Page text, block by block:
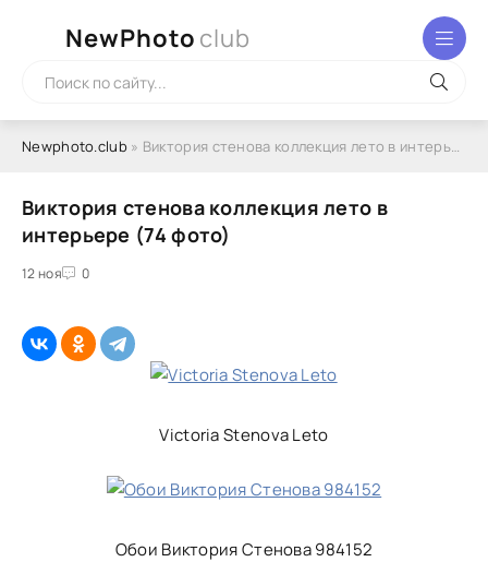
NewPhoto club
Newphoto.club» Виктория стенова коллекция лето в интерьере (74 фото)
Виктория стенова коллекция лето в
интерьере (74 фото)
12 ноя 0
Victoria Stenova Leto
Обои Виктория Стенова 984152